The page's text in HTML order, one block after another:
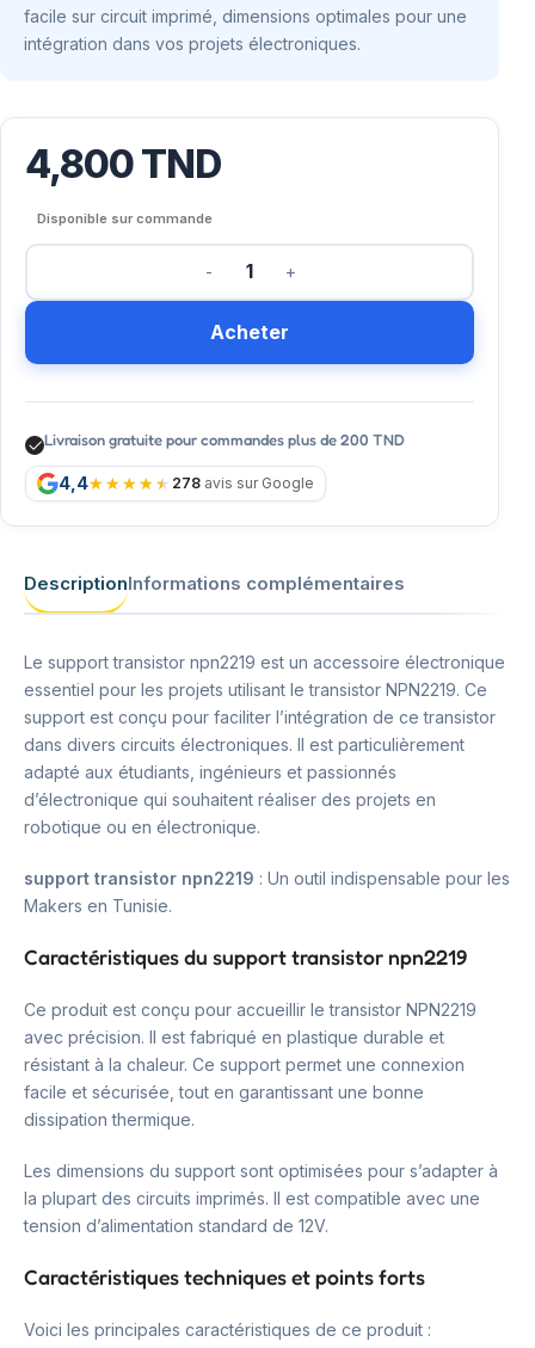
facile sur circuit imprimé, dimensions optimales pour une
intégration dans vos projets électroniques.
4,800TND
Disponible sur commande
Acheter
Livraison gratuite pour commandes plus de 200 TND
4,4 278 avis sur Google
DescriptionInformations complémentaires
Le support transistor npn2219 est un accessoire électronique
essentiel pour les projets utilisant le transistor NPN2219. Ce
support est conçu pour faciliter l’intégration de ce transistor
dans divers circuits électroniques. Il est particulièrement
adapté aux étudiants, ingénieurs et passionnés
d’électronique qui souhaitent réaliser des projets en
robotique ou en électronique.
support transistor npn2219 : Un outil indispensable pour les
Makers en Tunisie.
Caractéristiques du support transistor npn2219
Ce produit est conçu pour accueillir le transistor NPN2219
avec précision. Il est fabriqué en plastique durable et
résistant à la chaleur. Ce support permet une connexion
facile et sécurisée, tout en garantissant une bonne
dissipation thermique.
Les dimensions du support sont optimisées pour s’adapter à
la plupart des circuits imprimés. Il est compatible avec une
tension d’alimentation standard de 12V.
Caractéristiques techniques et points forts
Voici les principales caractéristiques de ce produit :